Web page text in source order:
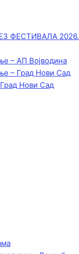
ФЕСТИВАЛА 2026.
– АП Војводинa
– Град Нови Сад
Град Нови Сад